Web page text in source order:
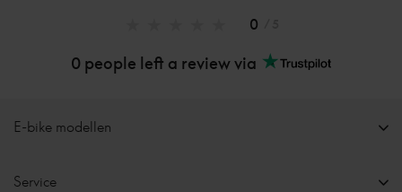
0
0 people left a review via
E-bike modellen
Service